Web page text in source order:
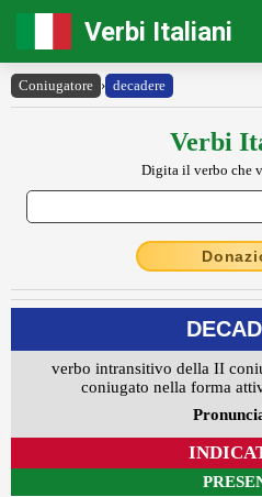
Verbi Italiani
Coniugatore › decadere
Verbi
Digita il verbo che
verbo intransitivo della II
coniugato nella forma